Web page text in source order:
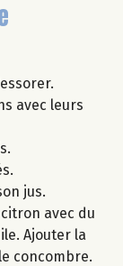
avec leurs
jus.
avec du
Ajouter la
concombre.